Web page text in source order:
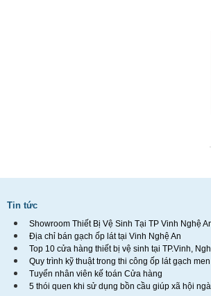
Tin tức
Showroom Thiết Bị Vệ Sinh Tại TP Vinh Nghệ
Địa chỉ bán gạch ốp lát tại Vinh Nghệ An
Top 10 cửa hàng thiết bị vệ sinh tại TP.Vinh,
Quy trình kỹ thuật trong thi công ốp lát gạch men
Tuyển nhân viên kế toán Cửa hàng
5 thói quen khi sử dụng bồn cầu giúp xã hội